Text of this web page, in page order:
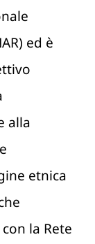
ed è
alla
etnica
la Rete